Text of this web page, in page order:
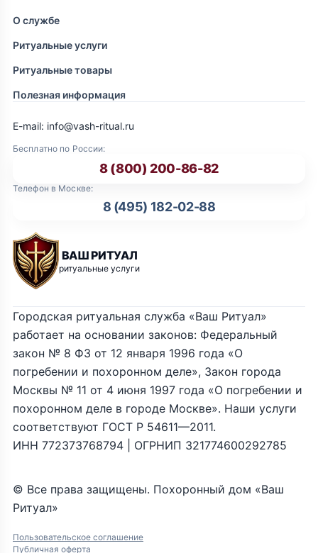
О службе
Ритуальные услуги
Ритуальные товары
Полезная информация
ВАШ РИТУАЛ
ритуальные услуги
Бесплатно по России:
8 (800) 200-86-82
Телефон в Москве:
8 (495) 182-02-88
E-mail: info@vash-ritual.ru
© Все права защищены. Похоронный дом «Ваш
Ритуал»
Пользовательское соглашение
Публичная оферта
Городская ритуальная служба «Ваш Ритуал»
работает на основании законов: Федеральный
закон № 8 ФЗ от 12 января 1996 года «О
погребении и похоронном деле», Закон города
Москвы № 11 от 4 июня 1997 года «О погребении и
похоронном деле в городе Москве». Наши услуги
соответствуют ГОСТ Р 54611—2011.
ИНН 772373768794 | ОГРНИП 321774600292785